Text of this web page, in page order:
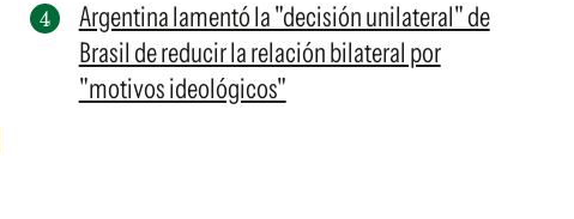
Argentina lamentó la "decisión unilateral" de
Brasil de reducir la relación bilateral por
"motivos ideológicos"